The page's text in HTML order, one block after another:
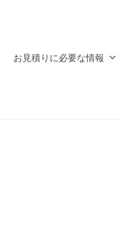
お見積りに必要な情報